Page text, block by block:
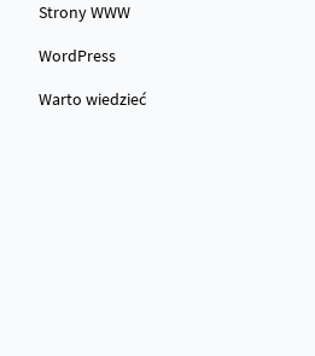
Strony WWW
WordPress
Warto wiedzieć